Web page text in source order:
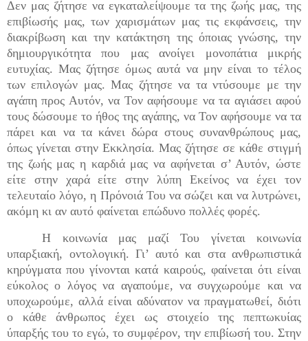
Δεν μας ζήτησε να εγκαταλείψουμε τα της ζωής μας, της
επιβίωσής μας, των χαρισμάτων μας τις εκφάνσεις, την
διακρίβωση και την κατάκτηση της όποιας γνώσης, την
δημιουργικότητα που μας ανοίγει μονοπάτια μικρής
ευτυχίας. Μας ζήτησε όμως αυτά να μην είναι το τέλος
των επιλογών μας. Μας ζήτησε να τα ντύσουμε με την
αγάπη προς Αυτόν, να Τον αφήσουμε να τα αγιάσει αφού
τους δώσουμε το ήθος της αγάπης, να Τον αφήσουμε να τα
πάρει και να τα κάνει δώρα στους συνανθρώπους μας,
όπως γίνεται στην Εκκλησία. Μας ζήτησε σε κάθε στιγμή
της ζωής μας η καρδιά μας να αφήνεται σ’ Αυτόν, ώστε
είτε στην χαρά είτε στην λύπη Εκείνος να έχει τον
τελευταίο λόγο, η Πρόνοιά Του να σώζει και να λυτρώνει,
ακόμη κι αν αυτό φαίνεται επώδυνο πολλές φορές.
Η κοινωνία μας μαζί Του γίνεται κοινωνία
υπαρξιακή, οντολογική. Γι’ αυτό και στα ανθρωπιστικά
κηρύγματα που γίνονται κατά καιρούς, φαίνεται ότι είναι
εύκολος ο λόγος να αγαπούμε, να συγχωρούμε και να
υποχωρούμε, αλλά είναι αδύνατον να πραγματωθεί, διότι
ο κάθε άνθρωπος έχει ως στοιχείο της πεπτωκυίας
ύπαρξής του το εγώ, το συμφέρον, την επιβίωσή του. Στην